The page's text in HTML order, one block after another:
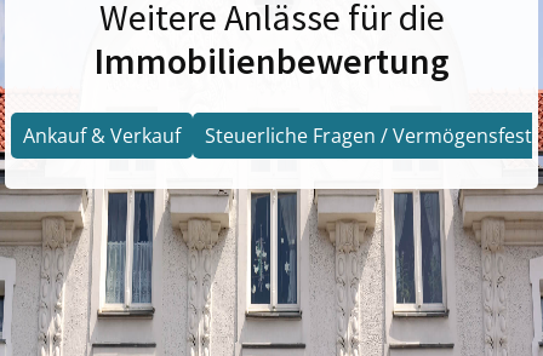
Weitere Anlässe für die
Immobilienbewertung
Ankauf & Verkauf Steuerliche Fragen /